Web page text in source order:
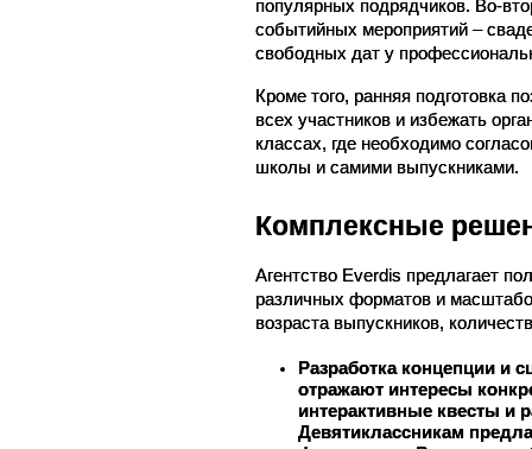
популярных подрядчиков. Во-
событийных мероприятий –
свободных дат у
Кроме того, ранняя подготовка
всех участников и избежать
классах, где необходимо
школы и самими выпускниками.
Комплексные
Агентство Everdis предлагает
различных форматов и
возраста выпускников,
Разработка концепции и
отражают интересы
интерактивные квесты и
Девятиклассникам